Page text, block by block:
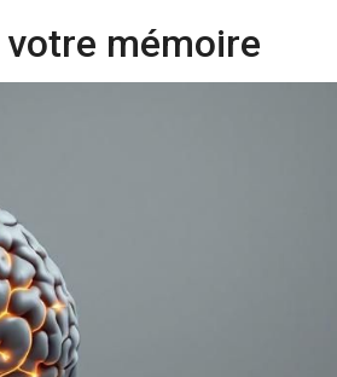
mémoire